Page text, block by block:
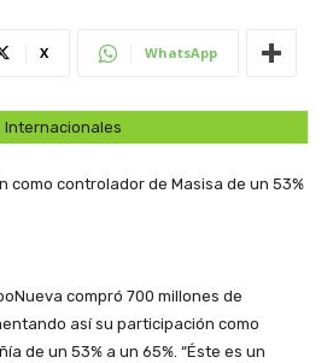
X WhatsApp
Internacionales
como controlador de Masisa de un 53%
compró 700 millones de
así su participación como
de un 53% a un 65%. “Éste es un